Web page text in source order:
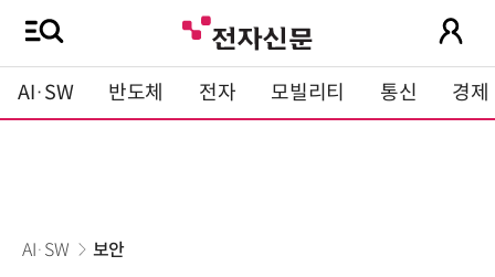
AI·SW 반도체 전자 모빌리티 통신 경제
AI·SW 보안